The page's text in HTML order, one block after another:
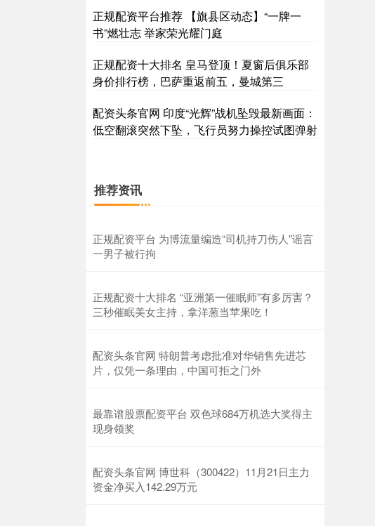
沪深300 4694.44 +43.13 +0.93%
创业板指 3563.12 +47.56 +1.35%
正规配资平台推荐 【旗县区动态】“一牌一
书”燃壮志 举家荣光耀门庭
正规配资十大排名 皇马登顶！夏窗后俱乐部
身价排行榜，巴萨重返前五，曼城第三
配资头条官网 印度“光辉”战机坠毁最新画面：
低空翻滚突然下坠，飞行员努力操控试图弹射
推荐资讯
正规配资平台 为博流量编造“司机持刀伤人”谣言
一男子被行拘
正规配资十大排名 “亚洲第一催眠师”有多厉害？
三秒催眠美女主持，拿洋葱当苹果吃！
配资头条官网 特朗普考虑批准对华销售先进芯
片，仅凭一条理由，中国可拒之门外
最靠谱股票配资平台 双色球684万机选大奖得主
现身领奖
配资头条官网 博世科（300422）11月21日主力
资金净买入142.29万元